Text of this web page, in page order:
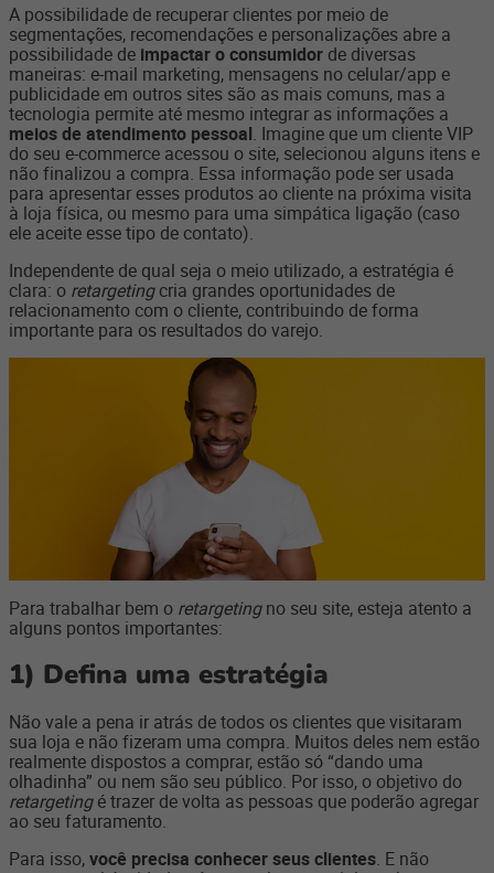
A possibilidade de recuperar clientes por meio de
segmentações, recomendações e personalizações abre a
possibilidade de impactar o consumidor de diversas
maneiras: e-mail marketing, mensagens no celular/app e
publicidade em outros sites são as mais comuns, mas a
tecnologia permite até mesmo integrar as informações a
meios de atendimento pessoal. Imagine que um cliente VIP
do seu e-commerce acessou o site, selecionou alguns itens e
não finalizou a compra. Essa informação pode ser usada
para apresentar esses produtos ao cliente na próxima visita
à loja física, ou mesmo para uma simpática ligação (caso
ele aceite esse tipo de contato).
Independente de qual seja o meio utilizado, a estratégia é
clara: o retargetingcria grandes oportunidades de
relacionamento com o cliente, contribuindo de forma
importante para os resultados do varejo.
Para trabalhar bem o retargetingno seu site, esteja atento a
alguns pontos importantes:
1) Defina uma estratégia
Não vale a pena ir atrás de todos os clientes que visitaram
sua loja e não fizeram uma compra. Muitos deles nem estão
realmente dispostos a comprar, estão só “dando uma
olhadinha” ou nem são seu público. Por isso, o objetivo do
retargetingé trazer de volta as pessoas que poderão agregar
ao seu faturamento.
Para isso,você precisa conhecer seus clientes. E não